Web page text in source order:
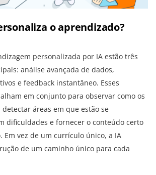
o aprendizado?
personalizada por IA estão três
análise avançada de dados,
e feedback instantâneo. Esses
em conjunto para observar como os
áreas em que estão se
dificuldades e fornecer o conteúdo certo
Em vez de um currículo único, a IA
de um caminho único para cada